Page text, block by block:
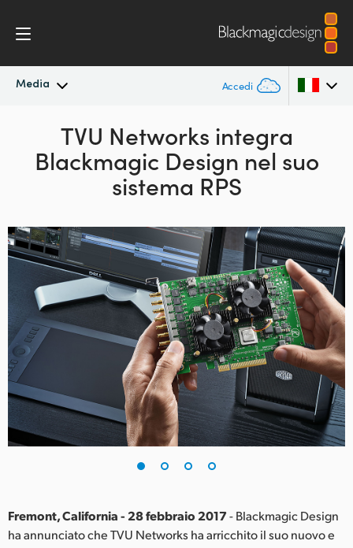
Media Accedi
In primo piano
Archivio
Argentina
Australia
Brazil
Canada
China
Denmark
France
Germany
Hong Kong SAR, China
Italia
TVU Networks integra
Blackmagic Design nel suo
sistema RPS
Fremont, California - 28 febbraio 2017- Blackmagic Design
ha annunciato che TVU Networks ha arricchito il suo nuovo e